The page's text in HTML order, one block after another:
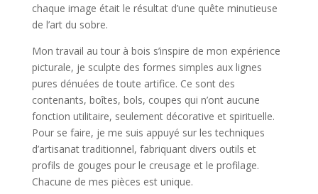
chaque image était le résultat d’une quête minutieuse
de l’art du sobre.
Mon travail au tour à bois s’inspire de mon expérience
picturale, je sculpte des formes simples aux lignes
pures dénuées de toute artifice. Ce sont des
contenants, boîtes, bols, coupes qui n’ont aucune
fonction utilitaire, seulement décorative et spirituelle.
Pour se faire, je me suis appuyé sur les techniques
d’artisanat traditionnel, fabriquant divers outils et
profils de gouges pour le creusage et le profilage.
Chacune de mes pièces est unique.